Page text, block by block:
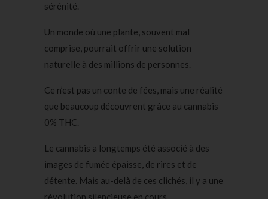
sérénité.
Un monde où une plante, souvent mal
comprise, pourrait offrir une solution
naturelle à des millions de personnes.
Ce n’est pas un conte de fées, mais une réalité
que beaucoup découvrent grâce au cannabis
0% THC.
Le cannabis a longtemps été associé à des
images de fumée épaisse, de rires et de
détente. Mais au-delà de ces clichés, il y a une
révolution silencieuse en cours.